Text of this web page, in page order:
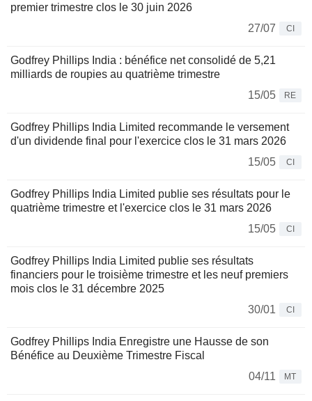
premier trimestre clos le 30 juin 2026
27/07
CI
Godfrey Phillips India : bénéfice net consolidé de 5,21
milliards de roupies au quatrième trimestre
15/05
RE
Godfrey Phillips India Limited recommande le versement
d'un dividende final pour l'exercice clos le 31 mars 2026
15/05
CI
Godfrey Phillips India Limited publie ses résultats pour le
quatrième trimestre et l'exercice clos le 31 mars 2026
15/05
CI
Godfrey Phillips India Limited publie ses résultats
financiers pour le troisième trimestre et les neuf premiers
mois clos le 31 décembre 2025
30/01
CI
Godfrey Phillips India Enregistre une Hausse de son
Bénéfice au Deuxième Trimestre Fiscal
04/11
MT